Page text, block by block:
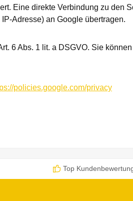
Eine direkte Verbindung zu den
Adresse) an Google übertragen.
6 Abs. 1 lit. a DSGVO. Sie
policies.google.com/privacy
Top